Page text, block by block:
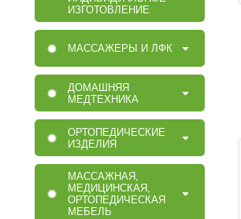
ИЗГОТОВЛЕНИЕ
МАССАЖЕРЫ И ЛФК
ДОМАШНЯЯ
МЕДТЕХНИКА
ОРТОПЕДИЧЕСКИЕ
ИЗДЕЛИЯ
МАССАЖНАЯ,
МЕДИЦИНСКАЯ,
ОРТОПЕДИЧЕСКАЯ
МЕБЕЛЬ